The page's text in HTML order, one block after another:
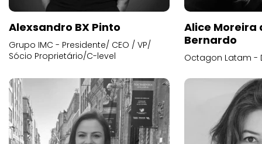
Alexsandro BX Pinto
Grupo IMC - Presidente/ CEO / VP/
Sócio Proprietário/C-level
Alice
Bernardo
Octagon Latam -